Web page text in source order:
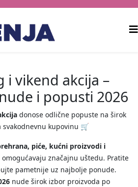
i vikend akcija –
i popusti 2026
donose odlične popuste na širok
kupovinu 🛒
piće, kućni proizvodi i
omogućavaju značajnu uštedu. Pratite
pametnije uz najbolje ponude.
nude širok izbor proizvoda po